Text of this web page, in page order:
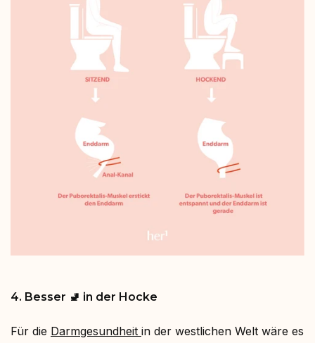
4. Besser 🚽 in der Hocke
Für die Darmgesundheit in der westlichen Welt wäre es